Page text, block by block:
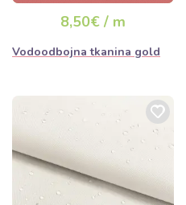
dni
8,50€ / m
Vodoodbojna tkanina gold